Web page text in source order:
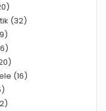
(32)
(16)